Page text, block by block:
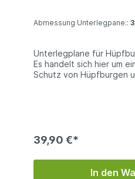
Abmessung Unterlegpane::
Unterlegplane für
Es handelt sich hier um
Schutz von Hüpfburgen
verstärkender
umlaufend geöst Bei den Produktfotos handelt
es sich um Beispiel, die
Ware kann
39,90 €*
In den